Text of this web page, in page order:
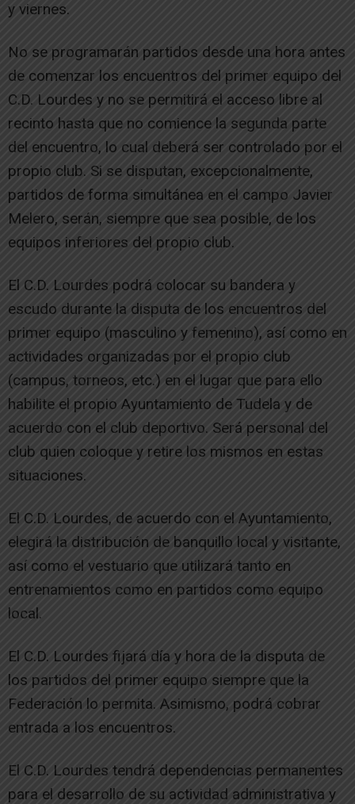
y viernes.
No se programarán partidos desde una hora antes
de comenzar los encuentros del primer equipo del
C.D. Lourdes y no se permitirá el acceso libre al
recinto hasta que no comience la segunda parte
del encuentro, lo cual deberá ser controlado por el
propio club. Si se disputan, excepcionalmente,
partidos de forma simultánea en el campo Javier
Melero, serán, siempre que sea posible, de los
equipos inferiores del propio club.
El C.D. Lourdes podrá colocar su bandera y
escudo durante la disputa de los encuentros del
primer equipo (masculino y femenino), así como en
actividades organizadas por el propio club
(campus, torneos, etc.) en el lugar que para ello
habilite el propio Ayuntamiento de Tudela y de
acuerdo con el club deportivo. Será personal del
club quien coloque y retire los mismos en estas
situaciones.
El C.D. Lourdes, de acuerdo con el Ayuntamiento,
elegirá la distribución de banquillo local y visitante,
así como el vestuario que utilizará tanto en
entrenamientos como en partidos como equipo
local.
El C.D. Lourdes fijará día y hora de la disputa de
los partidos del primer equipo siempre que la
Federación lo permita. Asimismo, podrá cobrar
entrada a los encuentros.
El C.D. Lourdes tendrá dependencias permanentes
para el desarrollo de su actividad administrativa y